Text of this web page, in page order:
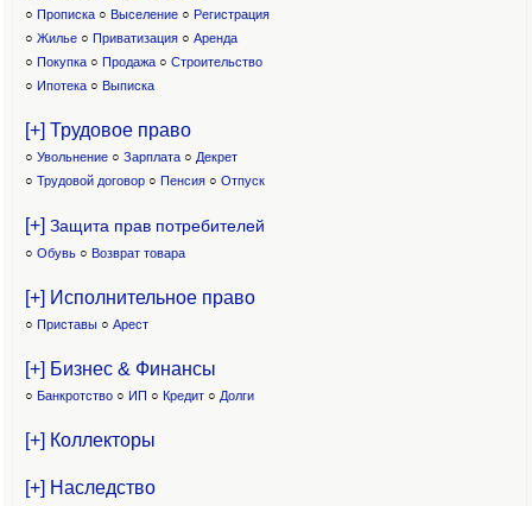
○ Прописка ○ Выселение ○ Регистрация
○ Жилье ○ Приватизация ○ Аренда
○ Покупка ○ Продажа ○ Строительство
○ Ипотека ○ Выписка
[+] Трудовое право
○ Увольнение ○ Зарплата ○ Декрет
○ Трудовой договор ○ Пенсия ○ Отпуск
[+] Защита прав потребителей
○ Обувь ○ Возврат товара
[+] Исполнительное право
○ Приставы ○ Арест
[+] Бизнес & Финансы
○ Банкротство ○ ИП ○ Кредит ○ Долги
[+] Коллекторы
[+] Наследство